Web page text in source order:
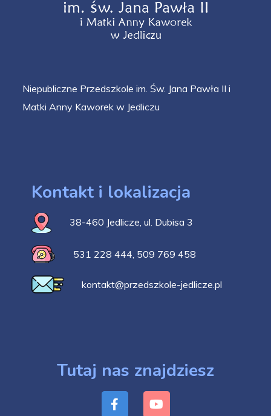
Niepubliczne Przedszkole im. Św. Jana Pawła II i
Matki Anny Kaworek w Jedliczu
Kontakt i lokalizacja
38-460 Jedlicze, ul. Dubisa 3
531 228 444 509 769 458
kontakt@przedszkole-jedlicze.pl
Tutaj nas znajdziesz